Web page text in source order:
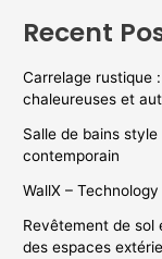
Recent
Carrelage rustique
chaleureuses et
Salle de bains
contemporain
WallX –
Revêtement de sol
des espaces